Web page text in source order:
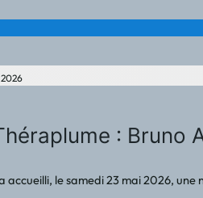
: Bruno
le samedi 23 mai 2026,